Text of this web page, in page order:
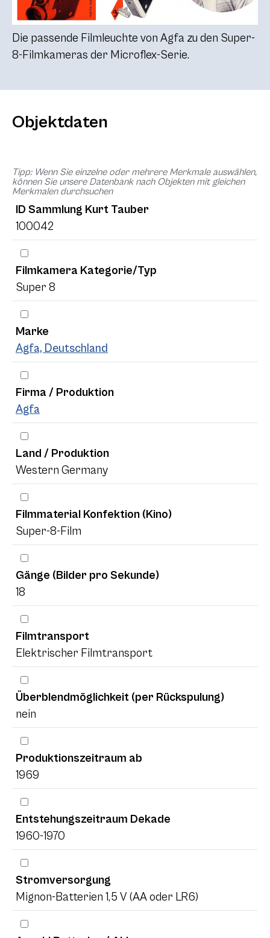
Die passende Filmleuchte von Agfa zu den Super-
8-Filmkameras der Microflex-Serie.
Objektdaten
Tipp: Wenn Sie einzelne oder mehrere Merkmale auswählen,
können Sie unsere Datenbank nach Objekten mit gleichen
Merkmalen durchsuchen
ID Sammlung Kurt Tauber
100042
Filmkamera Kategorie/Typ
Super 8
Marke
Agfa, Deutschland
Firma / Produktion
Agfa
Land / Produktion
Western Germany
Filmmaterial Konfektion (Kino)
Super-8-Film
Gänge (Bilder pro Sekunde)
18
Filmtransport
Elektrischer Filmtransport
Überblendmöglichkeit (per Rückspulung)
nein
Produktionszeitraum ab
1969
Entstehungszeitraum Dekade
1960-1970
Stromversorgung
Mignon-Batterien 1,5 V (AA oder LR6)